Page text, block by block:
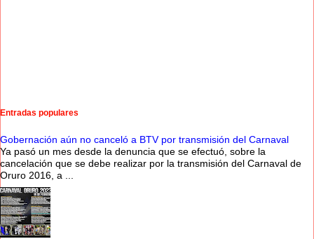
Entradas populares
Gobernación aún no canceló a BTV por transmisión del Carnaval
Ya pasó un mes desde la denuncia que se efectuó, sobre la
cancelación que se debe realizar por la transmisión del Carnaval de
Oruro 2016, a ...